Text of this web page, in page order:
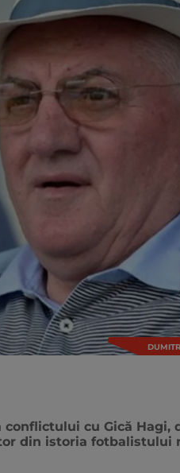
cu Gică Hagi,
din istoria fotbalistului